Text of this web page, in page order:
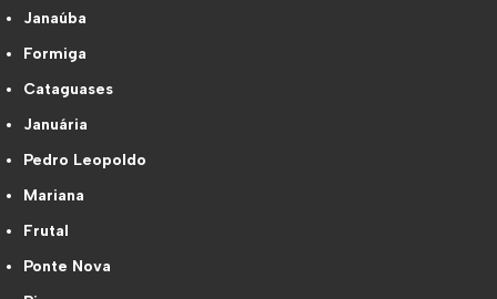
Janaúba
Formiga
Cataguases
Januária
Pedro Leopoldo
Mariana
Frutal
Ponte Nova